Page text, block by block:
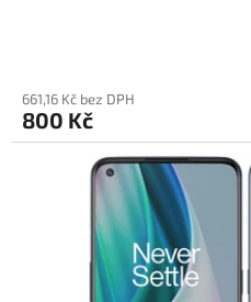
661,16 Kč bez DPH
800 Kč